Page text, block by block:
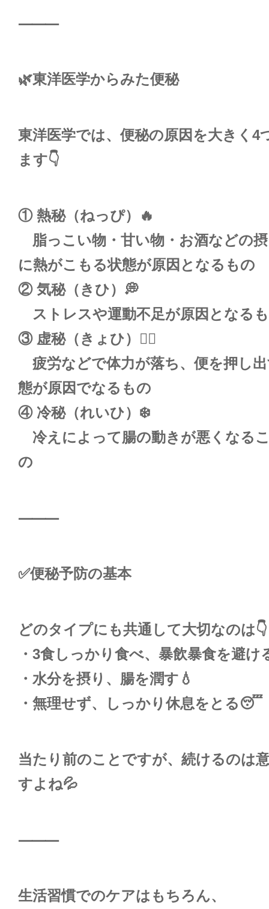
⸻
🌿東洋医学からみた便秘
東洋医学では、便秘の原因を大きく4
ます👇
① 熱秘（ねっぴ）🔥
脂っこい物・甘い物・お酒などの
に熱がこもる状態が原因となるもの
② 気秘（きひ）💭
ストレスや運動不足が原因となる
③ 虚秘（きょひ）😵‍💫
疲労などで体力が落ち、便を押し
態が原因でなるもの
④ 冷秘（れいひ）❄️
冷えによって腸の動きが悪くなる
の
⸻
✅便秘予防の基本
どのタイプにも共通して大切なのは👇
・3食しっかり食べ、暴飲暴食を避け
・水分を摂り、腸を潤す💧
・無理せず、しっかり休息をとる😴
当たり前のことですが、続けるのは
すよね💦
⸻
生活習慣でのケアはもちろん、